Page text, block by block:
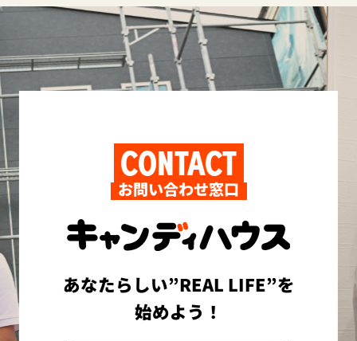
CONTACT
お問い合わせ窓口
あなたらしい”REAL LIFE”を
始めよう！